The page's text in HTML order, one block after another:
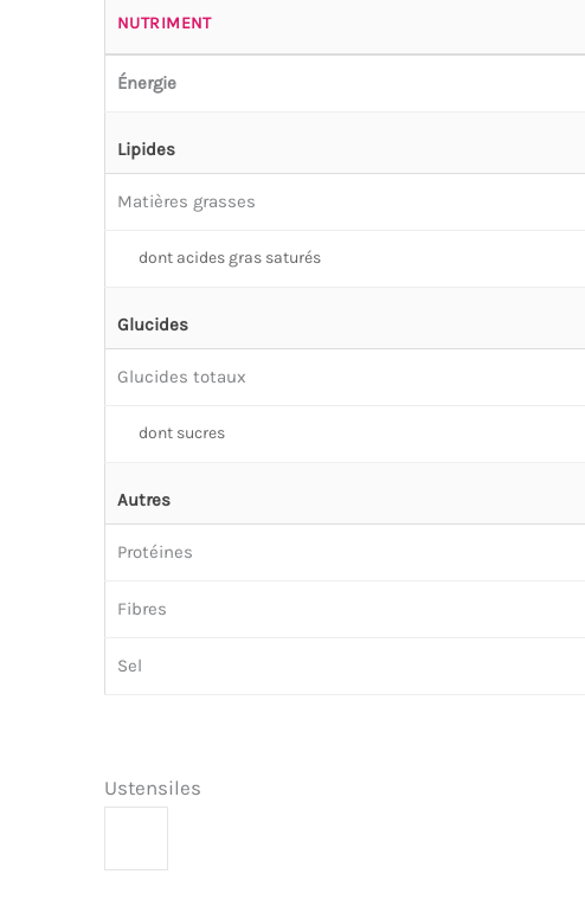
NUTRIMENT
Énergie
Lipides
Matières grasses
dont acides gras saturés
Glucides
Glucides totaux
dont sucres
Autres
Protéines
Fibres
Sel
Ustensiles